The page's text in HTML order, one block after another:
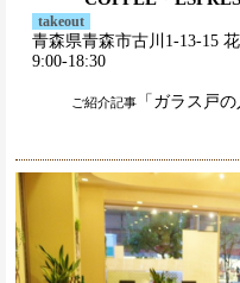
takeout
青森県青森市古川1-13-15
9:00-18:30
ご紹介記事「ガラス戸